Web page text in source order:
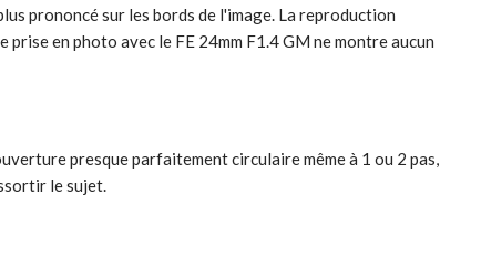
prononcé sur les bords de l'image. La reproduction
en photo avec le FE 24mm F1.4 GM ne montre aucun
presque parfaitement circulaire même à 1 ou 2 pas,
le sujet.